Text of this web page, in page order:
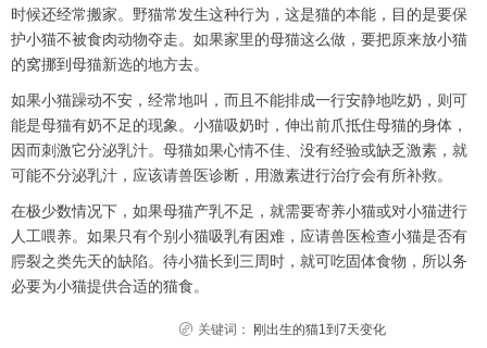
时候还经常搬家。野猫常发生这种行为，这是猫的本能，目的是要保
护小猫不被食肉动物夺走。如果家里的母猫这么做，要把原来放小猫
的窝挪到母猫新选的地方去。
如果小猫躁动不安，经常地叫，而且不能排成一行安静地吃奶，则可
能是母猫有奶不足的现象。小猫吸奶时，伸出前爪抵住母猫的身体，
因而刺激它分泌乳汁。母猫如果心情不佳、没有经验或缺乏激素，就
可能不分泌乳汁，应该请兽医诊断，用激素进行治疗会有所补救。
在极少数情况下，如果母猫产乳不足，就需要寄养小猫或对小猫进行
人工喂养。如果只有个别小猫吸乳有困难，应请兽医检查小猫是否有
腭裂之类先天的缺陷。待小猫长到三周时，就可吃固体食物，所以务
必要为小猫提供合适的猫食。
关键词： 刚出生的猫1到7天变化